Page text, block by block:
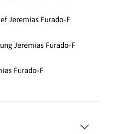
Jeremias Furado-F
Jeremias Furado-F
Furado-F